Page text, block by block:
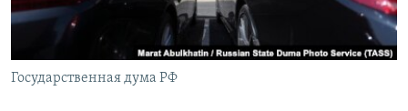
Государственная дума РФ